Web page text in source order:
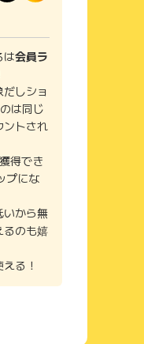
は会員ラ
しショ
は同じ
ントされ
得でき
プにな
いから無
るのも嬉
る！